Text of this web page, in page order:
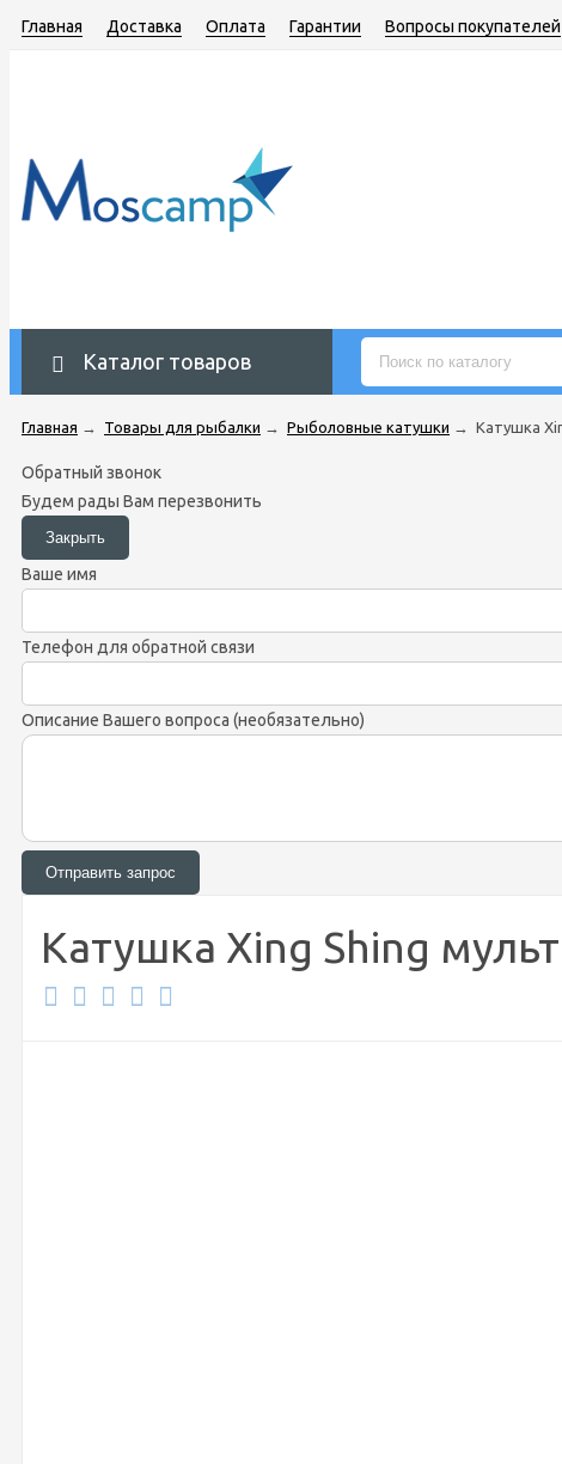
Главная Доставка Оплата Гарантии Вопросы покупателей
Каталог товаров
Главная → Товары для рыбалки → Рыболовные катушки → Катушка
Обратный звонок
Будем рады Вам перезвонить
Ваше имя
Телефон для обратной связи
Описание Вашего вопроса (необязательно)
Катушка Xing Shing